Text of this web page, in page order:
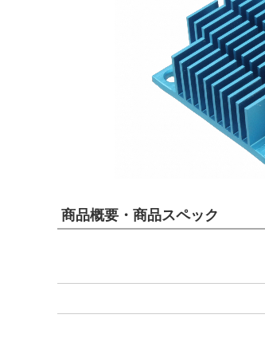
商品概要・商品スペック